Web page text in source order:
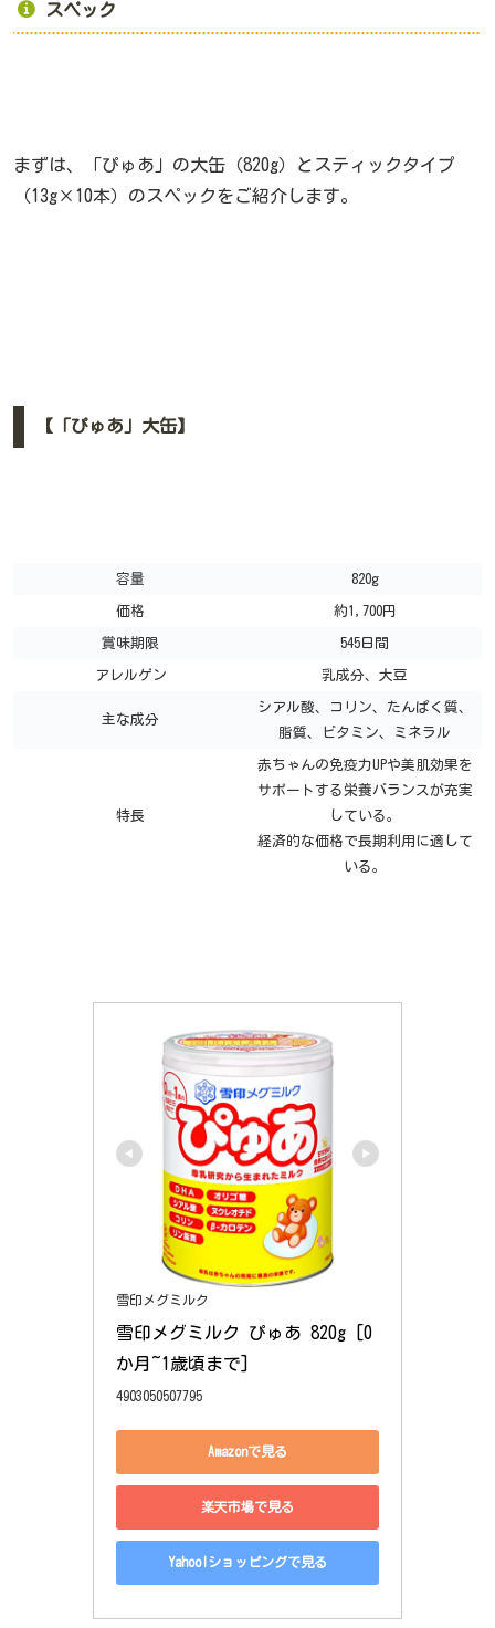
スペック
まずは、「ぴゅあ」の大缶（820g）とスティックタイプ
（13g×10本）のスペックをご紹介します。
【「ぴゅあ」大缶】
容量 820g
価格 約1,700円
賞味期限 545日間
アレルゲン 乳成分、大豆
主な成分
シアル酸、コリン、たんぱく質、
脂質、ビタミン、ミネラル
特長
赤ちゃんの免疫力UPや美肌効果を
サポートする栄養バランスが充実
している。
経済的な価格で長期利用に適して
いる。
雪印メグミルク
雪印メグミルク ぴゅあ 820g [0
か月~1歳頃まで]
4903050507795
Amazonで見る
楽天市場で見る
Yahoo!ショッピングで見る